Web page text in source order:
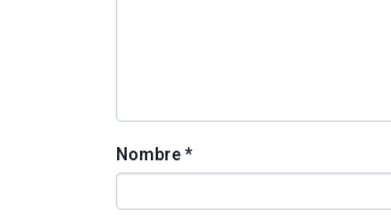
Nombre*